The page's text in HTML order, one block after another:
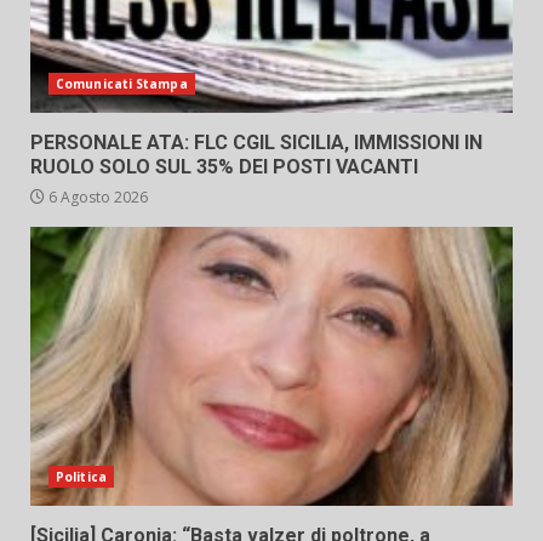
Comunicati Stampa
PERSONALE ATA: FLC CGIL SICILIA, IMMISSIONI IN
RUOLO SOLO SUL 35% DEI POSTI VACANTI
6 Agosto 2026
Politica
[Sicilia] Caronia: “Basta valzer di poltrone, a